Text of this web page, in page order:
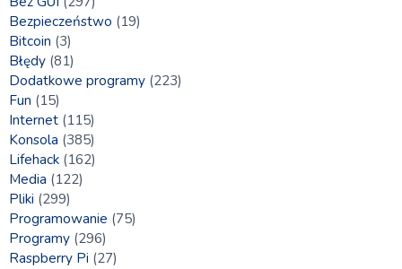
Bezpieczeństwo (19)
Bitcoin (3)
Błędy (81)
Dodatkowe programy (223)
Fun (15)
Internet (115)
Konsola (385)
Lifehack (162)
Media (122)
Pliki (299)
Programowanie (75)
Programy (296)
Raspberry Pi (27)